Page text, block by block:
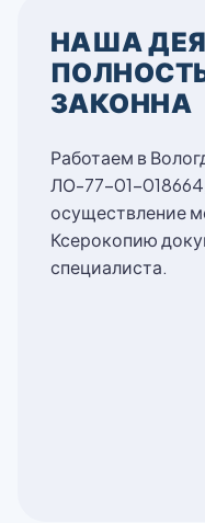
НАША
ЗАКОННА
Работаем в
ЛО-77-01-
осуществление
Ксерокопию
специалиста.